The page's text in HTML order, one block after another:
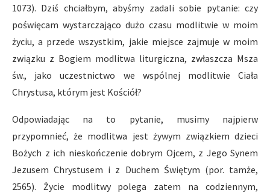
1073). Dziś chciałbym, abyśmy zadali sobie pytanie: czy
poświęcam wystarczająco dużo czasu modlitwie w moim
życiu, a przede wszystkim, jakie miejsce zajmuje w moim
związku z Bogiem modlitwa liturgiczna, zwłaszcza Msza
św., jako uczestnictwo we wspólnej modlitwie Ciała
Chrystusa, którym jest Kościół?
Odpowiadając na to pytanie, musimy najpierw
przypomnieć, że modlitwa jest żywym związkiem dzieci
Bożych z ich nieskończenie dobrym Ojcem, z Jego Synem
Jezusem Chrystusem i z Duchem Świętym (por. tamże,
2565). Życie modlitwy polega zatem na codziennym,